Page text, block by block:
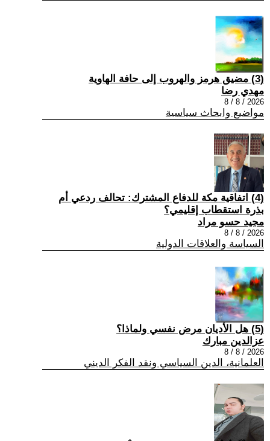
(3) مضيق هرمز والهروب إلى حافة الهاوية
مهدي رضا
2026 / 8 / 8
مواضيع وابحاث سياسية
(4) اتفاقية مكة للدفاع المشترك: تحالف ردعي أم
بذرة استقطاب إقليمي؟
مجيد حسو مراد
2026 / 8 / 8
السياسة والعلاقات الدولية
(5) هل الأديان مرض نفسي ولماذا؟
عزالدين مبارك
2026 / 8 / 8
العلمانية، الدين السياسي ونقد الفكر الديني